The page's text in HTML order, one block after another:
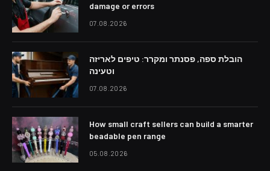
damage or errors
07.08.2026
הובלת ספה, פסנתר ומקרר: טיפים לאריזה
וטעינה
07.08.2026
How small craft sellers can build a smarter
beadable pen range
05.08.2026